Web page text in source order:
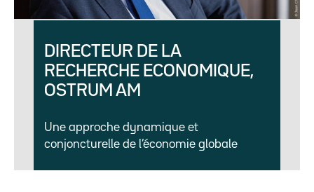
DIRECTEUR DE LA
RECHERCHE ECONOMIQUE,
OSTRUM AM
Une approche dynamique et
conjoncturelle de l’économie globale